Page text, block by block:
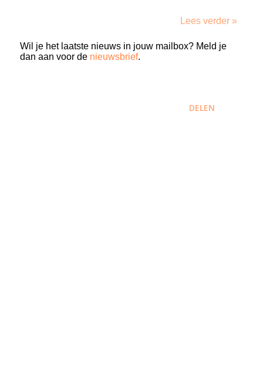
Lees verder »
Wil je het laatste nieuws in jouw mailbox? Meld je
dan aan voor de nieuwsbrief.
DELEN